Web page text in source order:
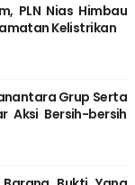
PLN Nias Himbau
Kelistrikan
Grup Serta
Aksi Bersih-bersih